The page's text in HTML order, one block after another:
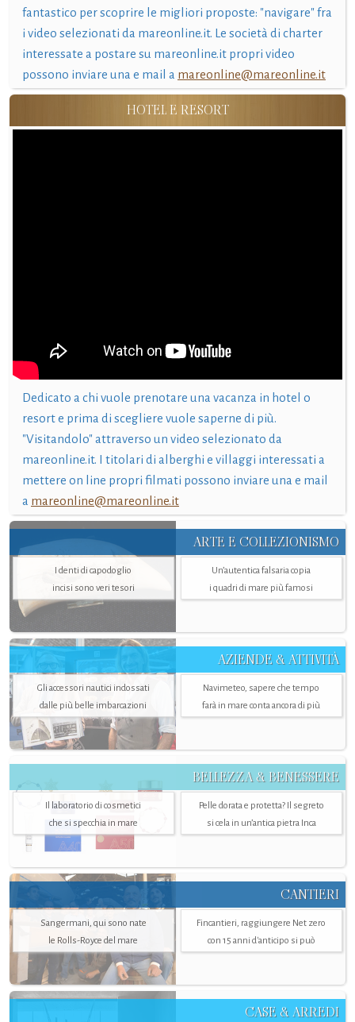
fantastico per scoprire le migliori proposte: "navigare" fra
i video selezionati da mareonline.it. Le società di charter
interessate a postare su mareonline.it propri video
possono inviare una e mail a mareonline@mareonline.it
HOTEL E RESORT
Dedicato a chi vuole prenotare una vacanza in hotel o
resort e prima di scegliere vuole saperne di più.
"Visitandolo" attraverso un video selezionato da
mareonline.it. I titolari di alberghi e villaggi interessati a
mettere on line propri filmati possono inviare una e mail
a mareonline@mareonline.it
ARTE E COLLEZIONISMO
I denti di capodoglio
incisi sono veri tesori
Un’autentica falsaria copia
i quadri di mare più famosi
AZIENDE & ATTIVITÀ
Gli accessori nautici indossati
dalle più belle imbarcazioni
Navimeteo, sapere che tempo
farà in mare conta ancora di più
BELLEZZA & BENESSERE
Il laboratorio di cosmetici
che si specchia in mare
Pelle dorata e protetta? Il segreto
si cela in un’antica pietra Inca
CANTIERI
Sangermani, qui sono nate
le Rolls-Royce del mare
Fincantieri, raggiungere Net zero
con 15 anni d'anticipo si può
CASE & ARREDI